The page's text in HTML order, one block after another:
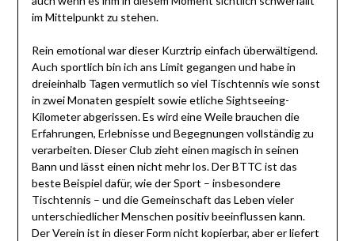
im Mittelpunkt zu stehen.
Rein emotional war dieser Kurztrip einfach überwältigend.
Auch sportlich bin ich ans Limit gegangen und habe in
dreieinhalb Tagen vermutlich so viel Tischtennis wie sonst
in zwei Monaten gespielt sowie etliche Sightseeing-
Kilometer abgerissen. Es wird eine Weile brauchen die
Erfahrungen, Erlebnisse und Begegnungen vollständig zu
verarbeiten. Dieser Club zieht einen magisch in seinen
Bann und lässt einen nicht mehr los. Der BTTC ist das
beste Beispiel dafür, wie der Sport – insbesondere
Tischtennis – und die Gemeinschaft das Leben vieler
unterschiedlicher Menschen positiv beeinflussen kann.
Der Verein ist in dieser Form nicht kopierbar, aber er liefert